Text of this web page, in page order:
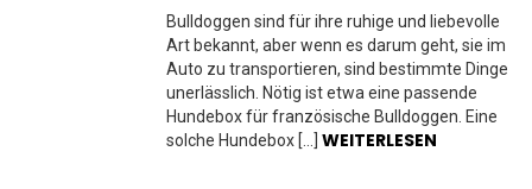
Bulldoggen sind für ihre ruhige und liebevolle
Art bekannt, aber wenn es darum geht, sie im
Auto zu transportieren, sind bestimmte Dinge
unerlässlich. Nötig ist etwa eine passende
Hundebox für französische Bulldoggen. Eine
solche Hundebox […] WEITERLESEN